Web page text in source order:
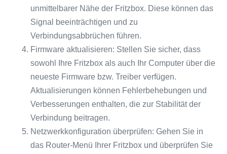
unmittelbarer Nähe der Fritzbox. Diese können das
Signal beeinträchtigen und zu
Verbindungsabbrüchen führen.
Firmware aktualisieren: Stellen Sie sicher, dass
sowohl Ihre Fritzbox als auch Ihr Computer über die
neueste Firmware bzw. Treiber verfügen.
Aktualisierungen können Fehlerbehebungen und
Verbesserungen enthalten, die zur Stabilität der
Verbindung beitragen.
Netzwerkkonfiguration überprüfen: Gehen Sie in
das Router-Menü Ihrer Fritzbox und überprüfen Sie